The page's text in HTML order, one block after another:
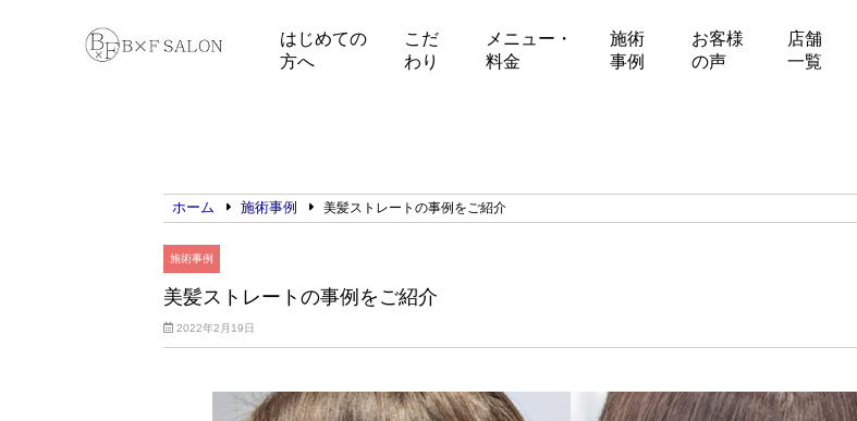
はじめての
方へ
こだ
わり
メニュー・
料金
施術
事例
お客様
の声
店舗
一覧
ホーム 施術事例 美髪ストレートの事例をご紹介
施術事例
美髪ストレートの事例をご紹介
2022年2月19日